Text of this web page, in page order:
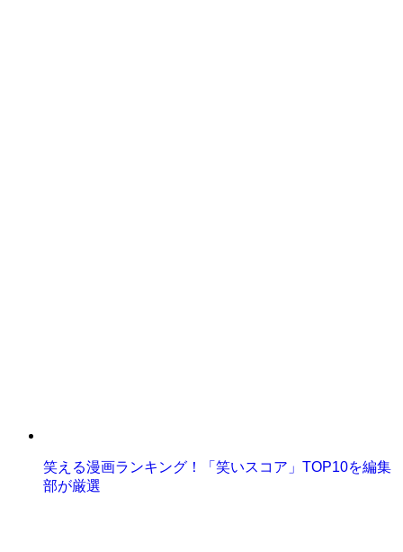
笑える漫画ランキング！「笑いスコア」TOP10を編集
部が厳選